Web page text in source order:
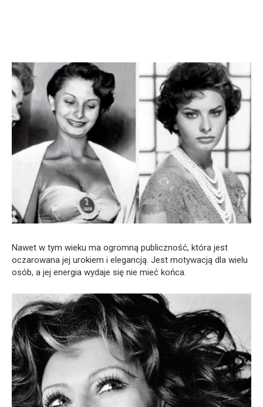
Nawet w tym wieku ma ogromną publiczność, która jest
oczarowana jej urokiem i elegancją. Jest motywacją dla wielu
osób, a jej energia wydaje się nie mieć końca.